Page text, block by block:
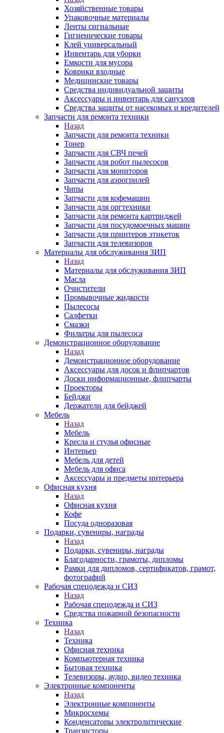
Хозяйственные товары
Упаковочные материалы
Ленты сигнальные
Гигиенические товары
Клей универсальный
Инвентарь для уборки
Емкости для мусора
Коврики входные
Медицинские товары
Средства индивидуальной защиты
Аксессуары и инвентарь для санузлов
Средства защиты от насекомых и вредителей
Запчасти для ремонта техники
Назад
Запчасти для ремонта техники
Тонер
Запчасти для СВЧ печей
Запчасти для робот пылесосов
Запчасти для мониторов
Запчасти для аэрогрилей
Чипы
Запчасти для кофемашин
Запчасти для оргтехники
Запчасти для ремонта картриджей
Запчасти для посудомоечных машин
Запчасти для принтеров этикеток
Запчасти для телевизоров
Материалы для обслуживания ЗИП
Назад
Материалы для обслуживания ЗИП
Масла
Очистители
Промывочные жидкости
Пылесосы
Салфетки
Смазки
Фильтры для пылесоса
Демонстрационное оборудование
Назад
Демонстрационное оборудование
Аксессуары для досок и флипчартов
Доски информационные, флипчарты
Проекторы
Бейджи
Держатели для бейджей
Мебель
Назад
Мебель
Кресла и стулья офисные
Интерьер
Мебель для детей
Мебель для офиса
Аксессуары и предметы интерьера
Офисная кухня
Назад
Офисная кухня
Кофе
Посуда одноразовая
Подарки, сувениры, награды
Назад
Подарки, сувениры, награды
Благодарности, грамоты, дипломы
Рамки для дипломов, сертификатов, грамот,
фотографий
Рабочая спецодежда и СИЗ
Назад
Рабочая спецодежда и СИЗ
Средства пожарной безопасности
Техника
Назад
Техника
Офисная техника
Компьютерная техника
Бытовая техника
Телевизоры, аудио, видео техника
Электронные компоненты
Назад
Электронные компоненты
Микросхемы
Конденсаторы электролитические
Транзисторы